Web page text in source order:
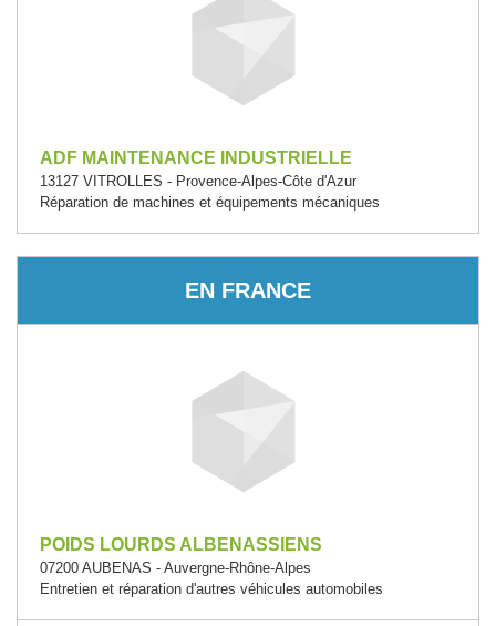
ADF MAINTENANCE INDUSTRIELLE
13127 VITROLLES - Provence-Alpes-Côte d'Azur
Réparation de machines et équipements mécaniques
EN FRANCE
POIDS LOURDS ALBENASSIENS
07200 AUBENAS - Auvergne-Rhône-Alpes
Entretien et réparation d'autres véhicules automobiles